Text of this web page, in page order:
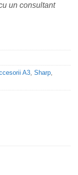
un consultant
A3, Sharp,